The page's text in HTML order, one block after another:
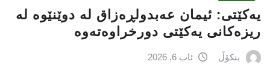
یه‌كێتی: ئیمان عه‌بدولڕه‌زاق له‌ دوێنێوه‌ له‌
ریزه‌كانی یه‌كێتی دورخراوه‌ته‌وه‌
بنکۆڵ ئاب 6, 2026